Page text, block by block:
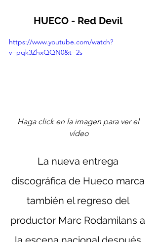
HUECO - Red Devil
https://www.youtube.com/watch?
v=pqk3ZhxQQN0&t=2s
Haga click en la imagen para ver el
vídeo
La nueva entrega
discográfica de Hueco marca
también el regreso del
productor Marc Rodamilans a